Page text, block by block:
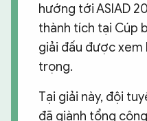
hướng tới ASIAD
thành tích tại Cúp
giải đấu được
trọng.
Tại giải này, đội
đã giành tổng